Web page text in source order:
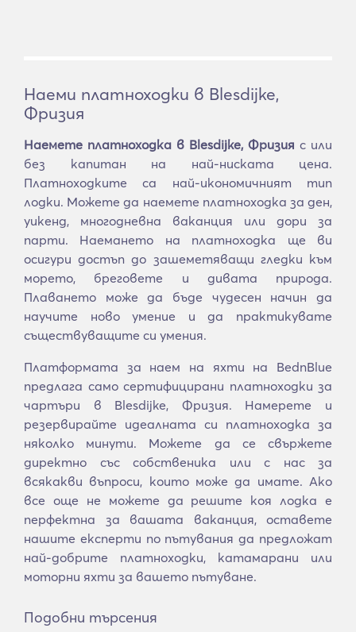
Наеми платноходки в Blesdijke,
Фризия
Наемете платноходка в Blesdijke, Фризия с или
без капитан на най-ниската цена.
Платноходките са най-икономичният тип
лодки. Можете да наемете платноходка за ден,
уикенд, многодневна ваканция или дори за
парти. Наемането на платноходка ще ви
осигури достъп до зашеметяващи гледки към
морето, бреговете и дивата природа.
Плаването може да бъде чудесен начин да
научите ново умение и да практикувате
съществуващите си умения.
Платформата за наем на яхти на BednBlue
предлага само сертифицирани платноходки за
чартъри в Blesdijke, Фризия. Намерете и
резервирайте идеалната си платноходка за
няколко минути. Можете да се свържете
директно със собственика или с нас за
всякакви въпроси, които може да имате. Ако
все още не можете да решите коя лодка е
перфектна за вашата ваканция, оставете
нашите експерти по пътувания да предложат
най-добрите платноходки, катамарани или
моторни яхти за вашето пътуване.
Подобни търсения